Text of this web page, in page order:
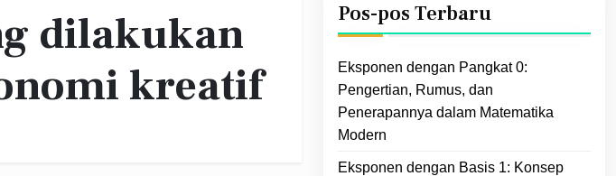
dilakukan
kreatif
Pos-pos Terbaru
Eksponen dengan Pangkat 0:
Pengertian, Rumus, dan
Penerapannya dalam Matematika
Modern
Eksponen dengan Basis 1: Konsep